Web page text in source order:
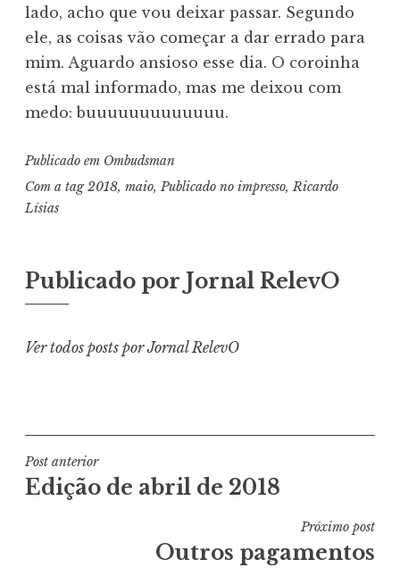
lado, acho que vou deixar passar. Segundo
ele, as coisas vão começar a dar errado para
mim. Aguardo ansioso esse dia. O coroinha
está mal informado, mas me deixou com
medo: buuuuuuuuuuuuu.
Publicado em Ombudsman
Com a tag2018, maio, Publicado no impresso, Ricardo
Lísias
Publicado por Jornal RelevO
Ver todos posts por Jornal RelevO
Navegação
de
Post anterior
Edição de abril de 2018
Próximo post
Outros pagamentos